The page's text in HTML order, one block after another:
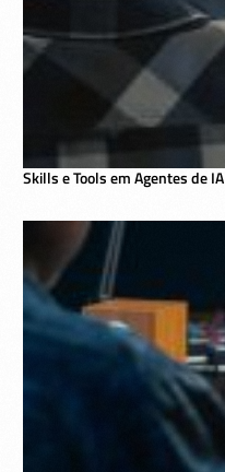
Skills e Tools em Agentes de IA